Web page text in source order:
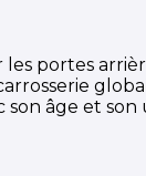
les portes
âge et son